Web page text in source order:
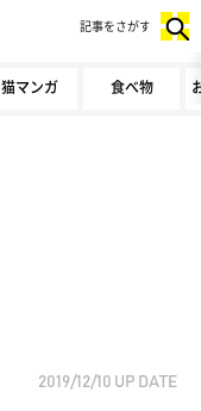
猫マンガ 食べ物
記事をさがす
2019/12/10 UP DATE